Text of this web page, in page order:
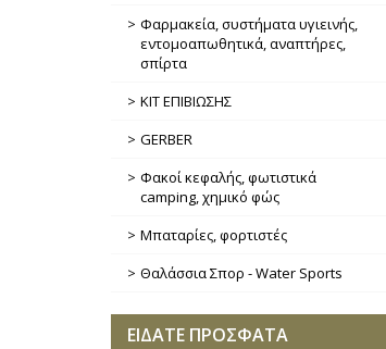
Φαρμακεία, συστήματα υγιεινής,
εντομοαπωθητικά, αναπτήρες,
σπίρτα
ΚΙΤ ΕΠΙΒΙΩΣΗΣ
GERBER
Φακοί κεφαλής, φωτιστικά
camping, χημικό φώς
Μπαταρίες, φορτιστές
Θαλάσσια Σπορ - Water Sports
ΕΙΔΑΤΕ ΠΡΟΣΦΑΤΑ